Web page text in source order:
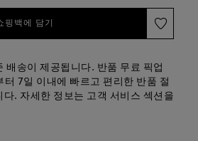
핑백에 담기
배송이 제공됩니다. 반품 무료 픽업
터 7일 이내에 빠르고 편리한 반품 절
다. 자세한 정보는 고객 서비스 섹션을